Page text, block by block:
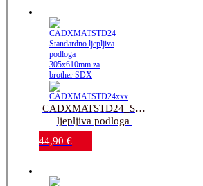
CADXMATSTD24_Standardno
ljepljiva podloga
305x610mm za
brother SDX
44,90 €